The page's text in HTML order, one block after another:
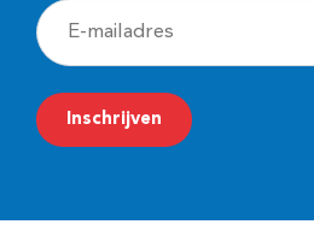
E
-
m
a
Inschrijven